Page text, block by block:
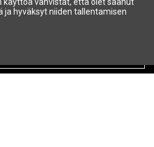
ja hyväksyt niiden tallentamisen